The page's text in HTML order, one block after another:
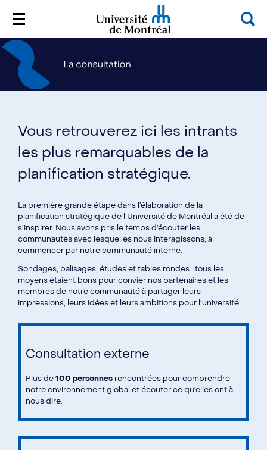
Passer
contenu
Université de Montréal
Vous retrouverez ici les intrants
les plus remarquables de la
planification stratégique.
La première grande étape dans l’élaboration de la
planification stratégique de l’Université de Montréal a été de
s’inspirer. Nous avons pris le temps d’écouter les
communautés avec lesquelles nous interagissons, à
commencer par notre communauté interne.
Sondages, balisages, études et tables rondes : tous les
moyens étaient bons pour convier nos partenaires et les
membres de notre communauté à partager leurs
impressions, leurs idées et leurs ambitions pour l’université.
Consultation externe
Plus de100 personnes rencontrées pour comprendre
notre environnement global et écouter ce qu'elles ont à
nous dire.